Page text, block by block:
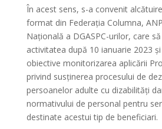
În acest sens, s-a convenit
format din Federația Columna,
Națională a DGASPC-urilor, care
activitatea după 10 ianuarie 2023
obiective monitorizarea aplicării
privind susţinerea procesului de
persoanelor adulte cu dizabilităţi
normativului de personal pentru
destinate acestui tip de beneficiari.